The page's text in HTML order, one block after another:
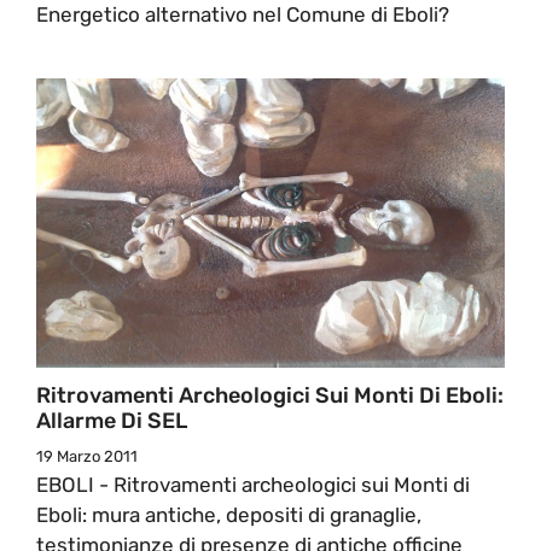
Energetico alternativo nel Comune di Eboli?
Ritrovamenti Archeologici Sui Monti Di Eboli:
Allarme Di SEL
19 Marzo 2011
EBOLI - Ritrovamenti archeologici sui Monti di
Eboli: mura antiche, depositi di granaglie,
testimonianze di presenze di antiche officine